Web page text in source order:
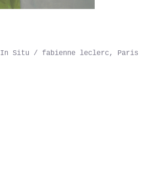
Situ / fabienne leclerc, Paris